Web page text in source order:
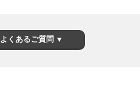
よくあるご質問 ▼